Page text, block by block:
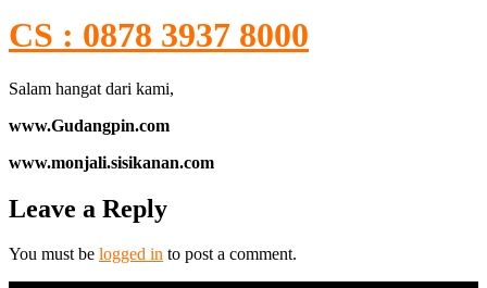
CS : 0878 3937 8000
Salam hangat dari kami,
www.Gudangpin.com
www.monjali.sisikanan.com
Leave a Reply
You must be logged in to post a comment.